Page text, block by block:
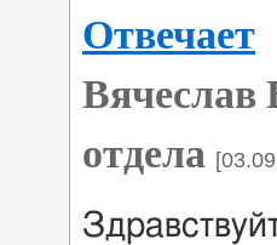
Отвечает
отдела